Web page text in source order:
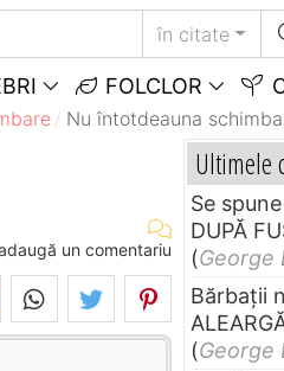
în citate
FOLCLOR
Nu întotdeauna
un comentariu
Ultimele
Se
DUPĂ
(George
Bărbaţii
(George